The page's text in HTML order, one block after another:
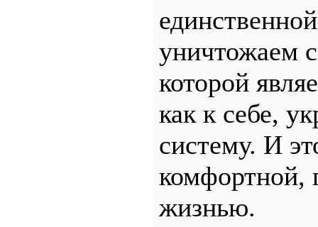
уничтожаем
которой
как к себе,
систему. И
комфортной,
жизнью.